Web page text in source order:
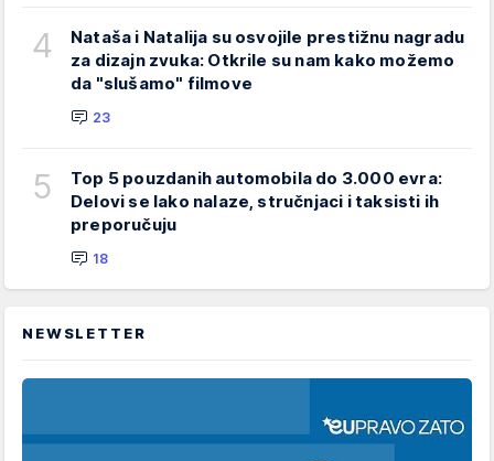
4
Nataša i Natalija su osvojile prestižnu nagradu
za dizajn zvuka: Otkrile su nam kako možemo
da "slušamo" filmove
23
5
Top 5 pouzdanih automobila do 3.000 evra:
Delovi se lako nalaze, stručnjaci i taksisti ih
preporučuju
18
NEWSLETTER